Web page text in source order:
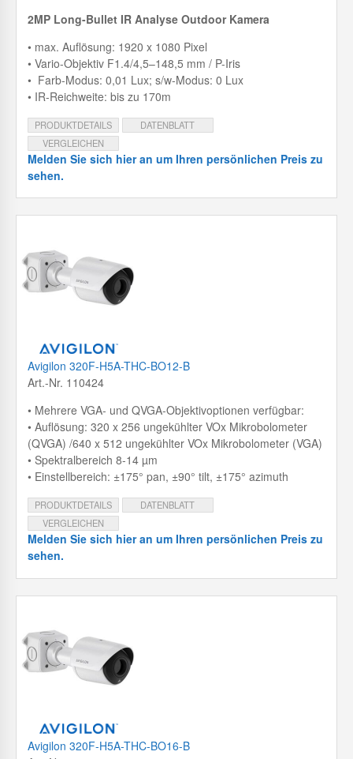
2MP Long-Bullet IR Analyse Outdoor Kamera
• max. Auflösung: 1920 x 1080 Pixel
• Vario-Objektiv F1.4/4,5–148,5 mm / P-Iris
• Farb-Modus: 0,01 Lux; s/w-Modus: 0 Lux
• IR-Reichweite: bis zu 170m
PRODUKTDETAILS
DATENBLATT
VERGLEICHEN
Melden Sie sich hier an um Ihren persönlichen Preis zu
sehen.
Avigilon 320F-H5A-THC-BO12-B
Art.-Nr. 110424
• Mehrere VGA- und QVGA-Objektivoptionen verfügbar:
• Auflösung: 320 x 256 ungekühlter VOx Mikrobolometer
(QVGA) /640 x 512 ungekühlter VOx Mikrobolometer (VGA)
• Spektralbereich 8-14 µm
• Einstellbereich: ±175° pan, ±90° tilt, ±175° azimuth
PRODUKTDETAILS
DATENBLATT
VERGLEICHEN
Melden Sie sich hier an um Ihren persönlichen Preis zu
sehen.
Avigilon 320F-H5A-THC-BO16-B